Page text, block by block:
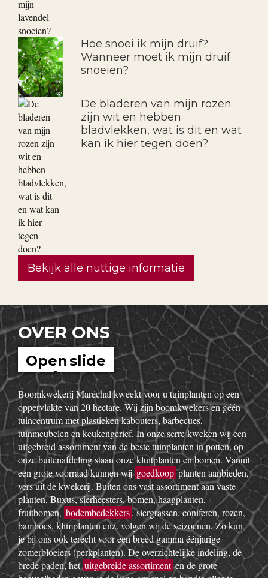
Wanneer en hoe moet ik mijn
Hoe snoei ik mijn druif?
Bekijk alle nuttige informatie
OVER ONS
Open slide
show
Boomkwekerij Maréchal kweekt voor u tuinplanten op een
oppervlakte van 20 hectare. Wij zijn boomkwekers en géén
tuincentrum met plastieken kabouters, barbecues,
tuinmeubelen en keukengerief. In onze serre kweken wij een
uitgebreid assortiment van de beste tuinplanten in potten, op
onze buitenafdeling staan onze kluitplanten en bomen. Vanuit
een grote voorraad kunnen wijgoedkoopplanten aanbieden,